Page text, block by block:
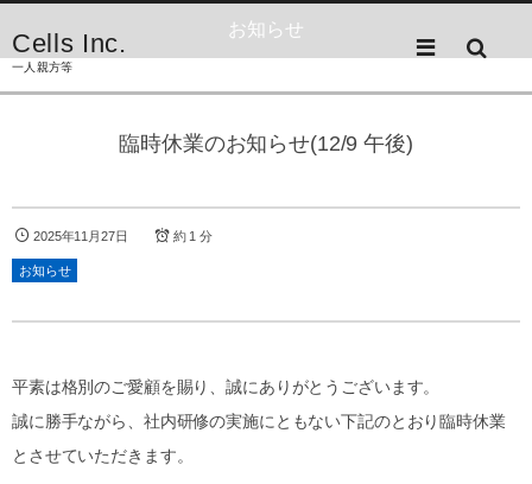
Cells Inc.
一人親方等
お知らせ
臨時休業のお知らせ(12/9 午後)
2025年11月27日 約 1 分
お知らせ
平素は格別のご愛顧を賜り、誠にありがとうございます。
誠に勝手ながら、社内研修の実施にともない下記のとおり臨時休業
とさせていただきます。